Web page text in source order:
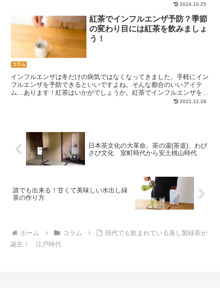
2024.10.25
コラム
紅茶でインフルエンザ予防？季節
の変わり目には紅茶を飲みましょ
う！
インフルエンザは冬だけの病気ではなくなってきました。手軽にイン
フルエンザを予防できるといいですよね。そんな都合のいいアイテ
ム…あります！紅茶はいかがでしょうか。紅茶でインフルエンザを予
防できますよ。季節の変わり目には紅茶を飲みましょう！ 2021.12.29
日本茶文化の大革命。茶の湯(茶道)、わび
さび文化 室町時代から安土桃山時代
誰でも出来る！甘くて美味しい水出し緑
茶の作り方
ホーム コラム
現代でも飲まれている蒸し製緑茶が
誕生！ 江戸時代